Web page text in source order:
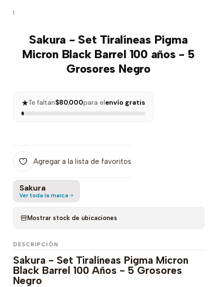
|
Sakura - Set Tiralíneas Pigma
Micron Black Barrel 100 años - 5
Grosores Negro
★Te faltan$80.000para elenvío gratis
Agregar a la lista de favoritos
Sakura
Ver toda la marca
Mostrar stock de ubicaciones
DESCRIPCIÓN
Sakura - Set Tiralíneas Pigma Micron
Black Barrel 100 Años - 5 Grosores
Negro